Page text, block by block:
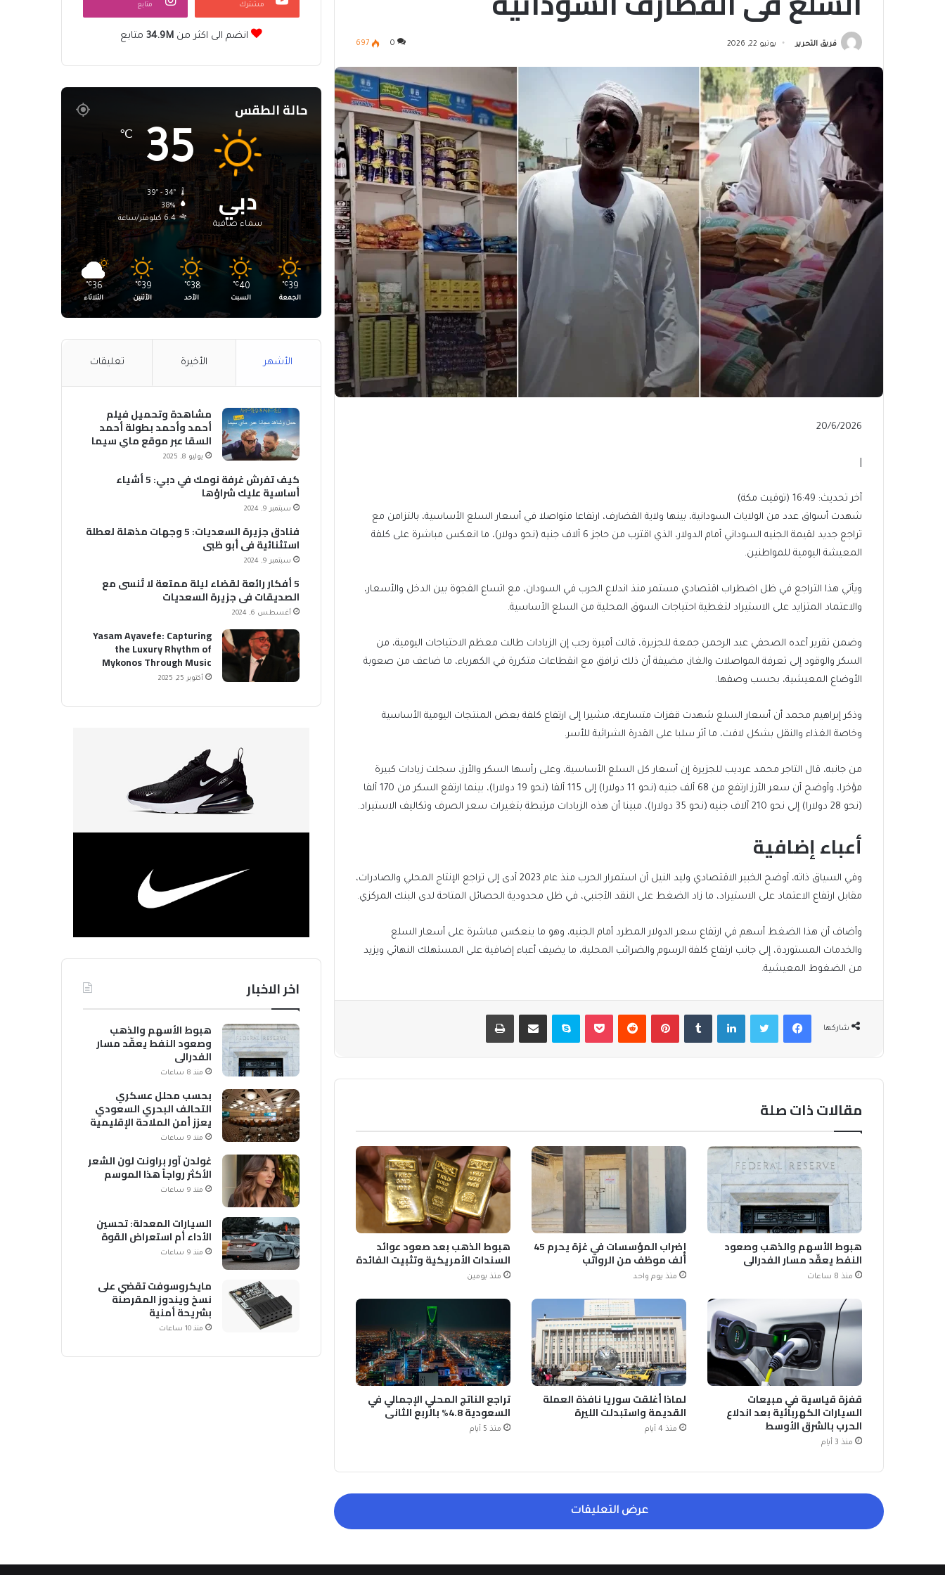
فريق التحرير يونيو 22, 2026 0
697
Published
20/6/2026
آخر
تحديث:
16:49
(توقيت
آخر تحديث: 16:49 (توقيت مكة)
شهدت أسواق عدد من الولايات السودانية، بينها ولاية القضارف، ارتفاعا متواصلا في أسعار السلع الأساسية، بالتزامن مع
تراجع جديد لقيمة الجنيه السوداني أمام الدولار، الذي اقترب من حاجز 6 آلاف جنيه (نحو دولار)، ما انعكس مباشرة على كلفة
المعيشة اليومية للمواطنين.
ويأتي هذا التراجع في ظل اضطراب اقتصادي مستمر منذ اندلاع الحرب في السودان، مع اتساع الفجوة بين الدخل والأسعار،
والاعتماد المتزايد على الاستيراد لتغطية احتياجات السوق المحلية من السلع الأساسية.
وضمن تقرير أعده الصحفي عبد الرحمن جمعة للجزيرة، قالت أميرة رجب إن الزيادات طالت معظم الاحتياجات اليومية، من
السكر والوقود إلى تعرفة المواصلات والغاز، مضيفة أن ذلك ترافق مع انقطاعات متكررة في الكهرباء، ما ضاعف من صعوبة
الأوضاع المعيشية، بحسب وصفها.
وذكر إبراهيم محمد أن أسعار السلع شهدت قفزات متسارعة، مشيرا إلى ارتفاع كلفة بعض المنتجات اليومية الأساسية
وخاصة الغذاء والنقل بشكل لافت، ما أثر سلبا على القدرة الشرائية للأسر.
من جانبه، قال التاجر محمد عرديب للجزيرة إن أسعار كل السلع الأساسية، وعلى رأسها السكر والأرز، سجلت زيادات كبيرة
مؤخرا، وأوضح أن سعر الأرز ارتفع من 68 ألف جنيه (نحو 11 دولارا) إلى 115 ألفا (نحو 19 دولارا)، بينما ارتفع السكر من 170 ألفا
(نحو 28 دولارا) إلى نحو 210 آلاف جنيه (نحو 35 دولارا)، مبينا أن هذه الزيادات مرتبطة بتغيرات سعر الصرف وتكاليف الاستيراد.
أعباء إضافية
وفي السياق ذاته، أوضح الخبير الاقتصادي وليد النيل أن استمرار الحرب منذ عام 2023 أدى إلى تراجع الإنتاج المحلي والصادرات،
مقابل ارتفاع الاعتماد على الاستيراد، ما زاد الضغط على النقد الأجنبي، في ظل محدودية الحصائل المتاحة لدى البنك المركزي.
وأضاف أن هذا الضغط أسهم في ارتفاع سعر الدولار المطرد أمام الجنيه، وهو ما ينعكس مباشرة على أسعار السلع
والخدمات المستوردة، إلى جانب ارتفاع كلفة الرسوم والضرائب المحلية، ما يضيف أعباء إضافية على المستهلك النهائي ويزيد
من الضغوط المعيشية.
شاركها
فيسبوكتويتر لينكدإن بينتيريست بوكيت سكايب مشاركة عبر البريد طباعة
مقالات ذات صلة
هبوط الأسهم والذهب وصعود
النفط يعقّد مسار الفدرالي
منذ 8 ساعات
إضراب المؤسسات في غزة يحرم 45
ألف موظف من الرواتب
منذ يوم واحد
هبوط الذهب بعد صعود عوائد
السندات الأمريكية وتثبيت الفائدة
منذ يومين
قفزة قياسية في مبيعات
السيارات الكهربائية بعد اندلاع
الحرب بالشرق الأوسط
منذ 3 أيام
لماذا أغلقت سوريا نافذة العملة
القديمة واستبدلت الليرة
منذ 4 أيام
تراجع الناتج المحلي الإجمالي في
السعودية 4.8% بالربع الثاني
منذ 5 أيام
عرض التعليقات
مشترك متابع
انضم الى اكثر من34.9M متابع
حالة الطقس
دبي
سماء صافية
35
℃
39º - 34º
38%
6.4 كيلومتر/ساعة
39
℃
الجمعة
40
℃
السبت
38
℃
الأحد
39
℃
الأثنين
36
℃
الثلاثاء
الأشهر الأخيرة تعليقات
مشاهدة وتحميل فيلم
أحمد وأحمد بطولة أحمد
السقا عبر موقع ماي سيما
MyCima (وي سيما WeCima)
يوليو 8, 2025
كيف تفرش غرفة نومك في دبي: 5 أشياء
أساسية عليك شراؤها
سبتمبر 9, 2024
فنادق جزيرة السعديات: 5 وجهات مذهلة لعطلة
استثنائية في أبو ظبي
سبتمبر 9, 2024
5 أفكار رائعة لقضاء ليلة ممتعة لا تُنسى مع
الصديقات في جزيرة السعديات
أغسطس 6, 2024
Yasam Ayavefe: Capturing
the Luxury Rhythm of
Mykonos Through Music
أكتوبر 25, 2025
اخر الاخبار
هبوط الأسهم والذهب
وصعود النفط يعقّد مسار
الفدرالي
منذ 8 ساعات
بحسب محلل عسكري
التحالف البحري السعودي
يعزز أمن الملاحة الإقليمية
والدولية
منذ 9 ساعات
غولدن آور براونت لون الشعر
الأكثر رواجاً هذا الموسم
منذ 9 ساعات
السيارات المعدلة: تحسين
الأداء أم استعراض القوة
منذ 9 ساعات
مايكروسوفت تقضي على
نسخ ويندوز المقرصنة
بشريحة أمنية
منذ 10 ساعات